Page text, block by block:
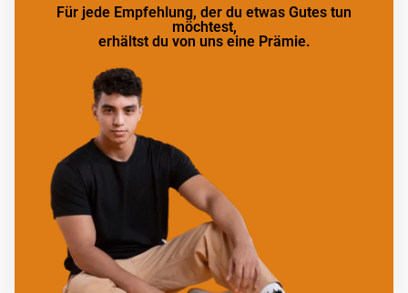
Für jede Empfehlung, der du etwas Gutes tun
möchtest,
erhältst du von uns eine Prämie.